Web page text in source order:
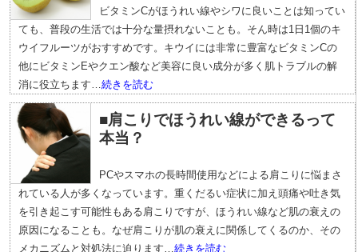
ビタミンCがほうれい線やシワに良いことは知ってい
ても、普段の生活では十分な量摂れないことも。そん時は1日1個のキ
ウイフルーツがおすすめです。キウイには非常に豊富なビタミンCの
他にビタミンEやクエン酸など美容に良い成分が多く肌トラブルの解
消に役立ちます…続きを読む
■肩こりでほうれい線ができるって
本当？
PCやスマホの長時間使用などによる肩こりに悩まさ
れている人が多くなっています。重くだるい症状に加え頭痛や吐き気
を引き起こす可能性もある肩こりですが、ほうれい線など肌の衰えの
原因になることも。なぜ肩こりが肌の衰えに関係してくるのか、その
メカニズムと対処法に迫ります…続きを読む